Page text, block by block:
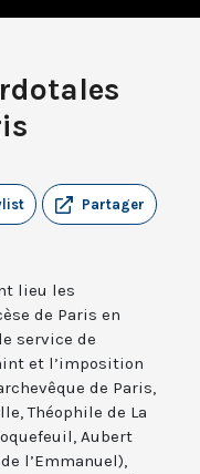
Partager
lieu les
de Paris en
service de
et l’imposition
de Paris,
Théophile de La
Aubert
l’Emmanuel),